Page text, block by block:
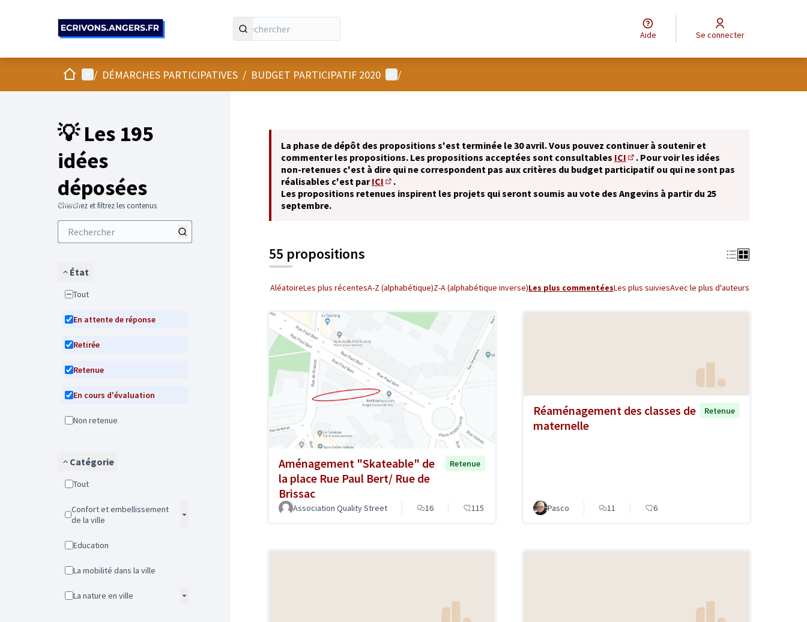
Aide Se connecter
AccueilMenu principal
/ DÉMARCHES PARTICIPATIVES / BUDGET PARTICIPATIF 2020 Menu utilisateur
/
💡 Les 195
idées
déposées
Cherchez et filtrez les contenus
État
Tout
En attente de réponse
Retirée
Retenue
En cours d'évaluation
Non retenue
Catégorie
Tout
Confort et embellissement
de la ville
Education
La mobilité dans la ville
La nature en ville
La phase de dépôt des propositions s'est terminée le 30 avril. Vous pouvez continuer à soutenir et
commenter les propositions. Les propositions acceptées sont consultables ICI
(S'ouvre dans un nouvel onglet)
. Pour voir les idées
non-retenues c'est à dire qui ne correspondent pas aux critères du budget participatif ou qui ne sont pas
réalisables c'est parICI
(S'ouvre dans un nouvel onglet)
.
Les propositions retenues inspirent les projets qui seront soumis au vote des Angevins à partir du 25
septembre.
55 propositions
AléatoireLes plus récentesA-Z (alphabétique)Z-A (alphabétique inverse)Les plus commentéesLes plus suiviesAvec le plus d'auteurs
Aménagement "Skateable" de
la place Rue Paul Bert/ Rue de
Brissac
Retenue
Association Quality Street 16 115
Réaménagement des classes de
maternelle
Retenue
Pasco 11 6